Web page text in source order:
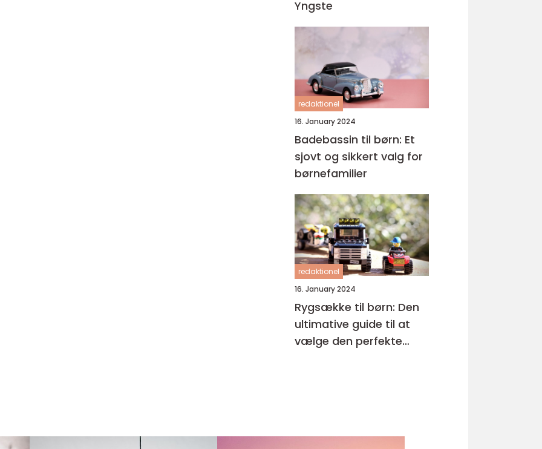
Yngste
redaktionel
16. January 2024
Badebassin til børn: Et
sjovt og sikkert valg for
børnefamilier
redaktionel
16. January 2024
Rygsække til børn: Den
ultimative guide til at
vælge den perfekte